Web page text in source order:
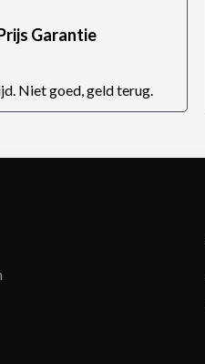
Garantie
Niet goed, geld terug.